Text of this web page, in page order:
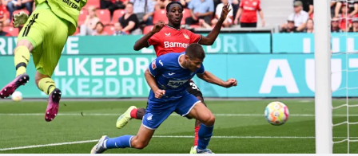
Americký fotbal
Baseball a softbal
Basketbal
Biatlon
NEPŘEHLÉDNĚTE
Soutěže
Historické návraty
Aplikace ČT sport